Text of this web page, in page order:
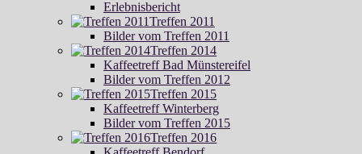
Erlebnisbericht
Treffen 2011
Bilder vom Treffen 2011
Treffen 2014
Kaffeetreff Bad Münstereifel
Bilder vom Treffen 2012
Treffen 2015
Kaffeetreff Winterberg
Bilder vom Treffen 2015
Treffen 2016